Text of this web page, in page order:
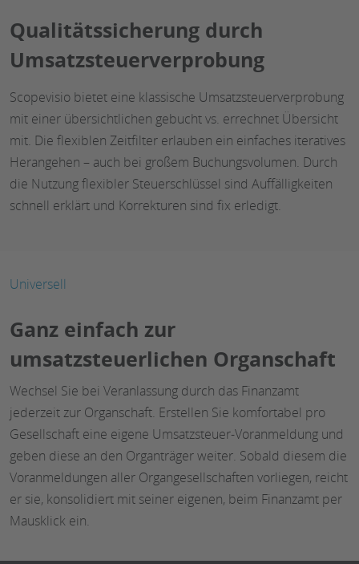
Qualitätssicherung durch
Umsatzsteuerverprobung
Scopevisio bietet eine klassische Umsatzsteuerverprobung
mit einer übersichtlichen gebucht vs. errechnet Übersicht
mit. Die flexiblen Zeitfilter erlauben ein einfaches iteratives
Herangehen – auch bei großem Buchungsvolumen. Durch
die Nutzung flexibler Steuerschlüssel sind Auffälligkeiten
schnell erklärt und Korrekturen sind fix erledigt.
Universell
Ganz einfach zur
umsatzsteuerlichen Organschaft
Wechsel Sie bei Veranlassung durch das Finanzamt
jederzeit zur Organschaft. Erstellen Sie komfortabel pro
Gesellschaft eine eigene Umsatzsteuer-Voranmeldung und
geben diese an den Organträger weiter. Sobald diesem die
Voranmeldungen aller Organgesellschaften vorliegen, reicht
er sie, konsolidiert mit seiner eigenen, beim Finanzamt per
Mausklick ein.